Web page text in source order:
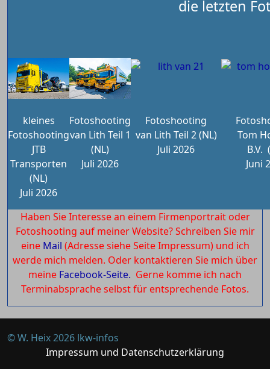
die letzten
kleines
Fotoshooting
JTB
Transporten
(NL)
Juli 2026
Fotoshooting
van Lith Teil 1
(NL)
Juli 2026
Fotoshooting
van Lith Teil 2 (NL)
Juli 2026
Tom
B.V.
Juni
Haben Sie Interesse an einem Firmenportrait oder
Fotoshooting auf meiner Website? Schreiben Sie mir
eine Mail (Adresse siehe Seite Impressum) und ich
werde mich melden. Oder kontaktieren Sie mich über
meine Facebook-Seite. Gerne komme ich nach
Terminabsprache selbst für entsprechende Fotos.
© W. Heix 2026 lkw-infos
Impressum und Datenschutzerklärung